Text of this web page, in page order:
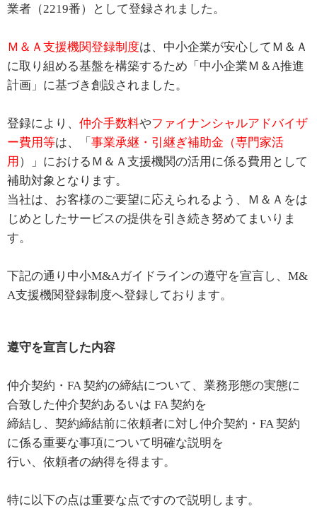
業者（2219番）として登録されました。
Ｍ＆Ａ支援機関登録制度は、中小企業が安心してＭ＆Ａ
に取り組める基盤を構築するため「中小企業Ｍ＆A推進
計画」に基づき創設されました。
登録により、 仲介手数料やファイナンシャルアドバイザ
ー費用等は、「 事業承継・引継ぎ補助金（専門家活
用 ）」におけるＭ＆Ａ支援機関の活用に係る費用として
補助対象となります。
当社は、お客様のご要望に応えられるよう、Ｍ＆Ａをは
じめとしたサービスの提供を引き続き努めてまいりま
す。
下記の通り中小M&Aガイドラインの遵守を宣言し、M&
A支援機関登録制度へ登録しております。
遵守を宣言した内容
仲介契約・FA 契約の締結について、業務形態の実態に
合致した仲介契約あるいは FA 契約を
締結し、契約締結前に依頼者に対し仲介契約・FA 契約
に係る重要な事項について明確な説明を
行い、依頼者の納得を得ます。
特に以下の点は重要な点ですので説明します。